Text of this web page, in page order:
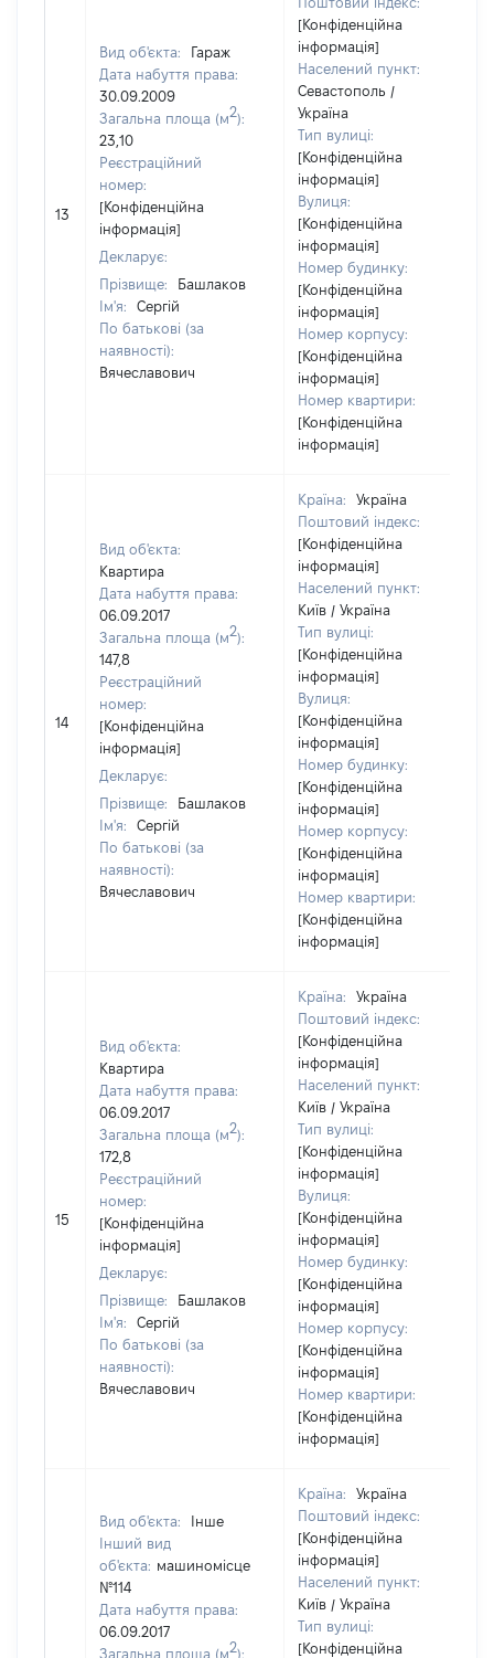
13
Вид об'єкта:
Гараж
Дата набуття права:
30.09.2009
Загальна площа (м2):
23,10
Реєстраційний
номер:
[Конфіденційна
інформація]
Декларує:
Прізвище:
Башлаков
Ім'я:
Сергій
По батькові (за
наявності):
Вячеславович
[Конфіденційна
інформація]
Населений пункт:
Севастополь /
Україна
Тип вулиці:
[Конфіденційна
інформація]
Вулиця:
[Конфіденційна
інформація]
Номер будинку:
[Конфіденційна
інформація]
Номер корпусу:
[Конфіденційна
інформація]
Номер квартири:
[Конфіденційна
інформація]
14
Вид об'єкта:
Квартира
Дата набуття права:
06.09.2017
Загальна площа (м2):
147,8
Реєстраційний
номер:
[Конфіденційна
інформація]
Декларує:
Прізвище:
Башлаков
Ім'я:
Сергій
По батькові (за
наявності):
Вячеславович
Країна:
Україна
Поштовий індекс:
[Конфіденційна
інформація]
Населений пункт:
Київ / Україна
Тип вулиці:
[Конфіденційна
інформація]
Вулиця:
[Конфіденційна
інформація]
Номер будинку:
[Конфіденційна
інформація]
Номер корпусу:
[Конфіденційна
інформація]
Номер квартири:
[Конфіденційна
інформація]
15
Вид об'єкта:
Квартира
Дата набуття права:
06.09.2017
Загальна площа (м2):
172,8
Реєстраційний
номер:
[Конфіденційна
інформація]
Декларує:
Прізвище:
Башлаков
Ім'я:
Сергій
По батькові (за
наявності):
Вячеславович
Країна:
Україна
Поштовий індекс:
[Конфіденційна
інформація]
Населений пункт:
Київ / Україна
Тип вулиці:
[Конфіденційна
інформація]
Вулиця:
[Конфіденційна
інформація]
Номер будинку:
[Конфіденційна
інформація]
Номер корпусу:
[Конфіденційна
інформація]
Номер квартири:
[Конфіденційна
інформація]
Вид об'єкта:
Інше
Інший вид
об'єкта: машиномісце
№114
Дата набуття права:
06.09.2017
Загальна площа (м2):
Країна:
Україна
Поштовий індекс:
[Конфіденційна
інформація]
Населений пункт:
Київ / Україна
Тип вулиці:
[Конфіденційна